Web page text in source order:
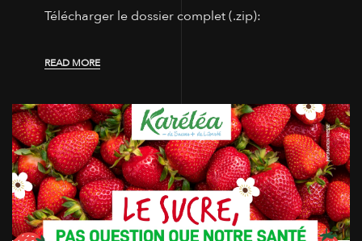
Télécharger le dossier complet (.zip):
READ MORE